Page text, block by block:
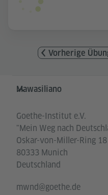
Vorherige
Service- und
Mawasiliano
Goethe-Institut e.V.
"Mein Weg nach
Oskar-von-Miller-Ring 18
80333 Munich
Deutschland
mwnd@goethe.de